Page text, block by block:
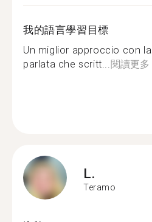
我的語言學習目標
Un miglior approccio con
parlata che scritt...閱讀更多
L.
Teramo